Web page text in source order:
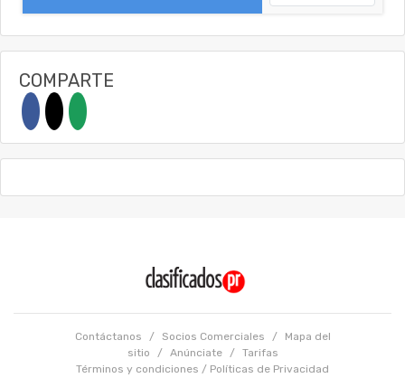
COMPARTE
Contáctanos / Socios Comerciales /
Mapa del
sitio
/ Anúnciate /
Tarifas
Términos y condiciones / Políticas de Privacidad